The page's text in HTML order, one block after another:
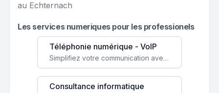
au Echternach
Les services numeriques pour les professionels
Téléphonie numérique - VoIP
Simplifiez votre communication avec une solution VoIP flexible, économique et adaptée à vos besoins professionnels.
Consultance informatique